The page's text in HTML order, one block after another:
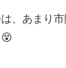
、あまり